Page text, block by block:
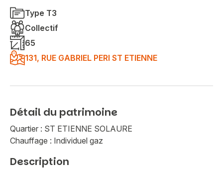
Type T3
Collectif
65
131, RUE GABRIEL PERI ST ETIENNE
Détail du patrimoine
Quartier : ST ETIENNE SOLAURE
Chauffage : Individuel gaz
Description